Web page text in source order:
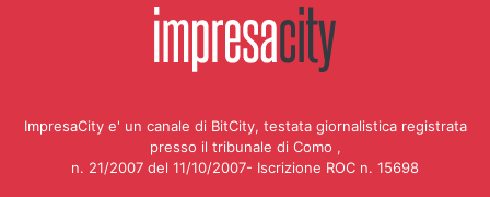
ImpresaCity e' un canale di BitCity, testata giornalistica registrata
presso il tribunale di Como ,
n. 21/2007 del 11/10/2007- Iscrizione ROC n. 15698